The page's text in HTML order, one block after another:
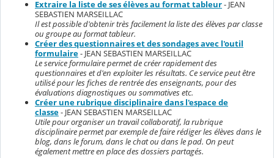
Extraire la liste de ses élèves au format tableur- JEAN
SEBASTIEN MARSEILLAC
Il est possible d'obtenir très facilement la liste des élèves par classe
ou groupe au format tableur.
Créer des questionnaires et des sondages avec l'outil
formulaire- JEAN SEBASTIEN MARSEILLAC
Le service formulaire permet de créer rapidement des
questionnaires et d'en exploiter les résultats. Ce service peut être
utilisé pour les fiches de rentrée des enseignants, pour des
évaluations diagnostiques ou sommatives etc.
Créer une rubrique disciplinaire dans l'espace de
classe- JEAN SEBASTIEN MARSEILLAC
Utile pour organiser un travail collaboratif, la rubrique
disciplinaire permet par exemple de faire rédiger les élèves dans le
blog, dans le forum, dans le chat ou dans le pad. On peut
également mettre en place des dossiers partagés.